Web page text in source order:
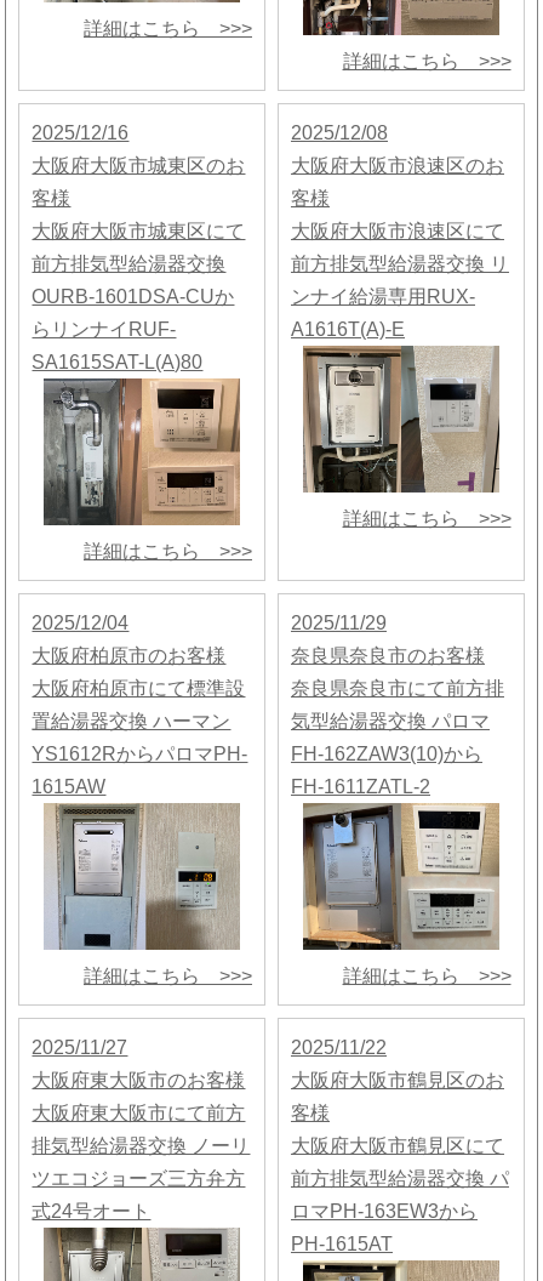
詳細はこちら >>>
詳細はこちら >>>
2025/12/16
大阪府大阪市城東区のお
客様
大阪府大阪市城東区にて
前方排気型給湯器交換
OURB-1601DSA-CUか
らリンナイRUF-
SA1615SAT-L(A)80
詳細はこちら >>>
2025/12/08
大阪府大阪市浪速区のお
客様
大阪府大阪市浪速区にて
前方排気型給湯器交換 リ
ンナイ給湯専用RUX-
A1616T(A)-E
詳細はこちら >>>
2025/12/04
大阪府柏原市のお客様
大阪府柏原市にて標準設
置給湯器交換 ハーマン
YS1612RからパロマPH-
1615AW
詳細はこちら >>>
2025/11/29
奈良県奈良市のお客様
奈良県奈良市にて前方排
気型給湯器交換 パロマ
FH-162ZAW3(10)から
FH-1611ZATL-2
詳細はこちら >>>
2025/11/27
大阪府東大阪市のお客様
大阪府東大阪市にて前方
排気型給湯器交換 ノーリ
ツエコジョーズ三方弁方
式24号オート
2025/11/22
大阪府大阪市鶴見区のお
客様
大阪府大阪市鶴見区にて
前方排気型給湯器交換 パ
ロマPH-163EW3から
PH-1615AT